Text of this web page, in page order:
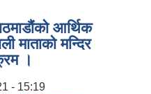
आर्थिक
माताको मन्दिर
।
- 15:19